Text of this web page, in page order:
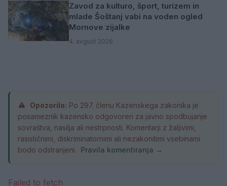
Zavod za kulturo, šport, turizem in
mlade Šoštanj vabi na voden ogled
Mornove zijalke
4. avgust 2026
Opozorilo: Po 297. členu Kazenskega zakonika je
posameznik kazensko odgovoren za javno spodbujanje
sovraštva, nasilja ali nestrpnosti. Komentarji z žaljivimi,
rasističnimi, diskriminatornimi ali nezakonitimi vsebinami
bodo odstranjeni. Pravila komentiranja →
Failed to fetch